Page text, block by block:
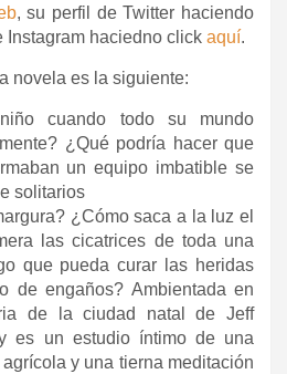
, su perfil de Twitter haciendo
Instagram haciedno click aquí.
novela es la siguiente:
cuando todo su mundo
¿Qué podría hacer que
un equipo imbatible se
solitarios
¿Cómo saca a la luz el
las cicatrices de toda una
que pueda curar las heridas
de engaños? Ambientada en
de la ciudad natal de Jeff
es un estudio íntimo de una
y una tierna meditación